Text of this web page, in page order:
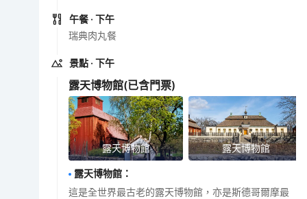
午餐 · 下午
瑞典肉丸餐
景點 · 下午
露天博物館(已含門票)
露天博物館 露天博物館
露天博物館 ：
這是全世界最古老的露天博物館，亦是斯德哥爾摩最